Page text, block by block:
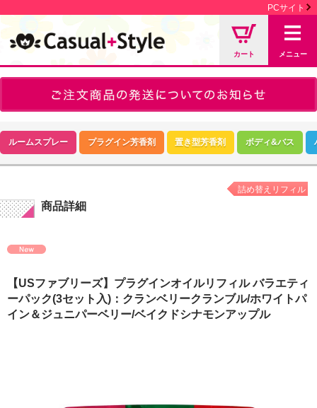
PCサイト
カート メニュー
ルームスプレー プラグイン芳香剤 置き型芳香剤 ボディ&バス
商品詳細
詰め替えリフィル
【USファブリーズ】プラグインオイルリフィル バラエティ
ーパック(3セット入)：クランベリークランブル/ホワイトパ
イン＆ジュニパーベリー/ベイクドシナモンアップル